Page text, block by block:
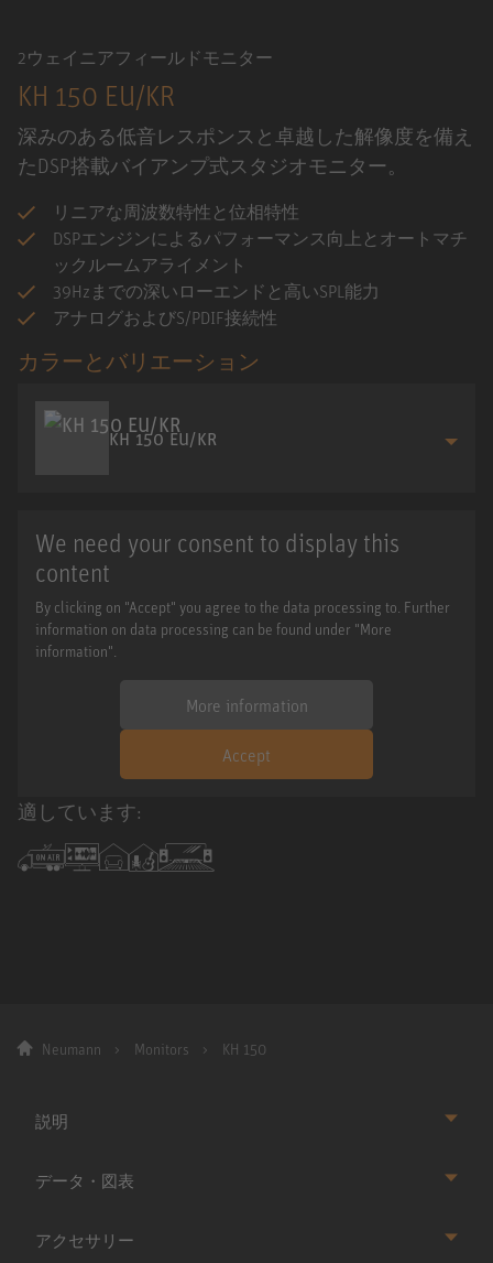
2ウェイニアフィールドモニター
KH 150 EU/KR
深みのある低音レスポンスと卓越した解像度を備え
たDSP搭載バイアンプ式スタジオモニター。
リニアな周波数特性と位相特性
DSPエンジンによるパフォーマンス向上とオートマチ
ックルームアライメント
39Hzまでの深いローエンドと高いSPL能力
アナログおよびS/PDIF接続性
カラーとバリエーション
KH 150 EU/KR
We need your consent to display this
content
By clicking on "Accept" you agree to the data processing to. Further
information on data processing can be found under "More
information".
More information
Accept
適しています:
Neumann Monitors KH 150
説明
データ・図表
アクセサリー